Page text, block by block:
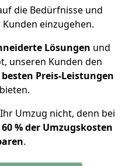
die Bedürfnisse und
einzugehen.
Lösungen und
unseren Kunden den
besten Preis-Leistungen
Umzug nicht, denn bei
60 % der Umzugskosten
.